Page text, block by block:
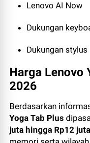
Lenovo AI Now
Dukungan
Dukungan stylus
Harga Lenovo
2026
Berdasarkan
Yoga Tab Plus
juta hingga Rp12 juta